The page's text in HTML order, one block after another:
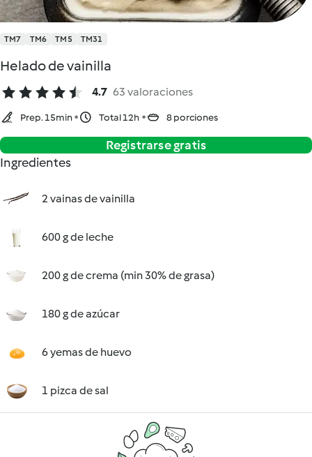
TM7 TM6 TM5 TM31
Helado de vainilla
4.7 63 valoraciones
Prep. 15min Total 12h 8 porciones
Registrarse gratis
Ingredientes
2 vainas de vainilla
600 g de leche
200 g de crema (min 30% de grasa)
180 g de azúcar
6 yemas de huevo
1 pizca de sal